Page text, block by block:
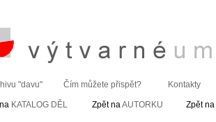
"davu" Čím můžete přispět? Kontakty
KATALOG DĚL Zpět naAUTORKU Zpět na